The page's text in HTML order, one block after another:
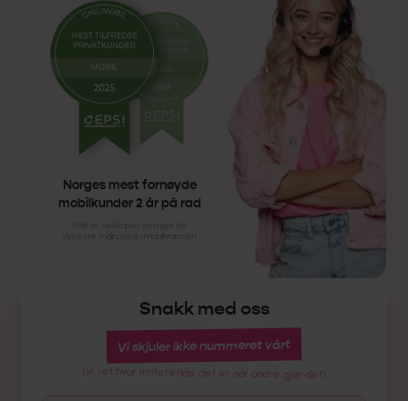
Snakk med oss
Vi skjuler ikke nummeret vårt
(vi vet hvor irriterende det er når andre gjør det)
Norges mest fornøyde
mobilkunder 2 år på rad